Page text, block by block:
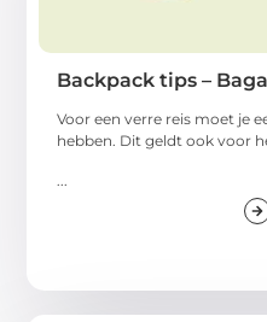
Backpack tips –
Voor een verre reis moet je
hebben. Dit geldt ook voor